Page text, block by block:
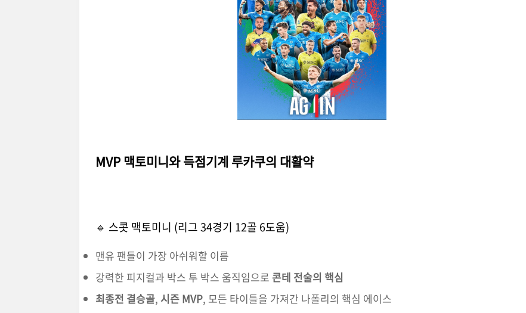
MVP 맥토미니와 득점기계 루카쿠의 대활약
🔹 스콧 맥토미니 (리그 34경기 12골 6도움)
맨유 팬들이 가장 아쉬워할 이름
강력한 피지컬과 박스 투 박스 움직임으로 콘테 전술의 핵심
최종전 결승골, 시즌 MVP, 모든 타이틀을 가져간 나폴리의 핵심 에이스